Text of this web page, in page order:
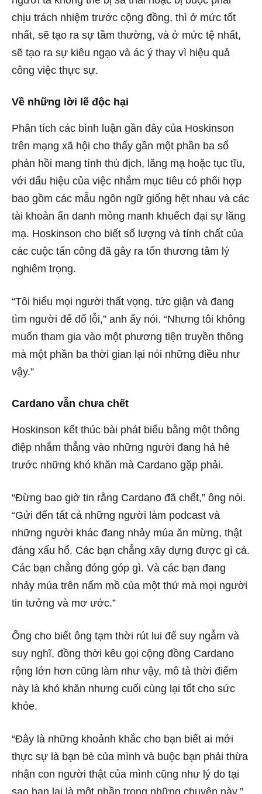
chịu trách nhiệm trước cộng đồng, thì ở mức tốt
nhất, sẽ tạo ra sự tầm thường, và ở mức tệ nhất,
sẽ tạo ra sự kiêu ngạo và ác ý thay vì hiệu quả
công việc thực sự.
Về những lời lẽ độc hại
Phân tích các bình luận gần đây của Hoskinson
trên mạng xã hội cho thấy gần một phần ba số
phản hồi mang tính thù địch, lăng mạ hoặc tục tĩu,
với dấu hiệu của việc nhắm mục tiêu có phối hợp
bao gồm các mẫu ngôn ngữ giống hệt nhau và các
tài khoản ẩn danh mỏng manh khuếch đại sự lăng
mạ. Hoskinson cho biết số lượng và tính chất của
các cuộc tấn công đã gây ra tổn thương tâm lý
nghiêm trọng.
“Tôi hiểu mọi người thất vọng, tức giận và đang
tìm người để đổ lỗi,” anh ấy nói. “Nhưng tôi không
muốn tham gia vào một phương tiện truyền thông
mà một phần ba thời gian lại nói những điều như
vậy.”
Cardano vẫn chưa chết
Hoskinson kết thúc bài phát biểu bằng một thông
điệp nhắm thẳng vào những người đang hả hê
trước những khó khăn mà Cardano gặp phải.
“Đừng bao giờ tin rằng Cardano đã chết,” ông nói.
“Gửi đến tất cả những người làm podcast và
những người khác đang nhảy múa ăn mừng, thật
đáng xấu hổ. Các bạn chẳng xây dựng được gì cả.
Các bạn chẳng đóng góp gì. Và các bạn đang
nhảy múa trên nấm mồ của một thứ mà mọi người
tin tưởng và mơ ước.”
Ông cho biết ông tạm thời rút lui để suy ngẫm và
suy nghĩ, đồng thời kêu gọi cộng đồng Cardano
rộng lớn hơn cũng làm như vậy, mô tả thời điểm
này là khó khăn nhưng cuối cùng lại tốt cho sức
khỏe.
“Đây là những khoảnh khắc cho bạn biết ai mới
thực sự là bạn bè của mình và buộc bạn phải thừa
nhận con người thật của mình cũng như lý do tại